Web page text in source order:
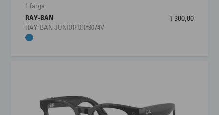
1 farge
RAY-BAN
RAY-BAN JUNIOR 0RY9074V
1 300,00